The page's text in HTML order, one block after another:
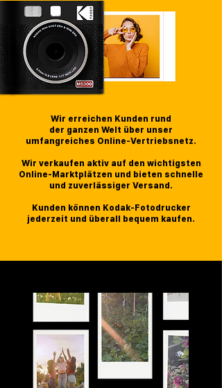
Wir erreichen Kunden rund
der ganzen Welt über unser
umfangreiches Online-Vertriebsnetz.
Wir verkaufen aktiv auf den wichtigsten
Online-Marktplätzen und bieten schnelle
und zuverlässiger Versand.
Kunden können Kodak-Fotodrucker
jederzeit und überall bequem kaufen.